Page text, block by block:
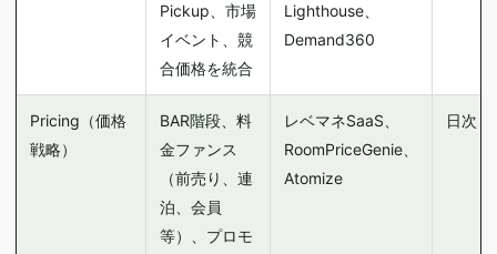
Pickup、市場
イベント、競
合価格を統合
Lighthouse、
Demand360
Pricing（価格
戦略）
BAR階段、料
金ファンス
（前売り、連
泊、会員
等）、プロモ
レベマネSaaS、
RoomPriceGenie、
Atomize
日次